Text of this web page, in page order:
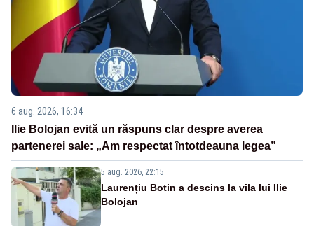
6 aug. 2026, 16:34
Ilie Bolojan evită un răspuns clar despre averea
partenerei sale: „Am respectat întotdeauna legea”
5 aug. 2026, 22:15
Laurențiu Botin a descins la vila lui Ilie
Bolojan